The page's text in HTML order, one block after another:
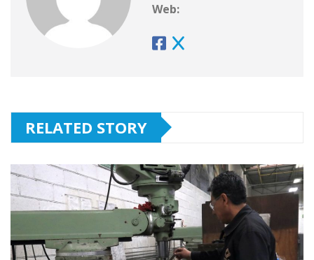
Web:
RELATED STORY